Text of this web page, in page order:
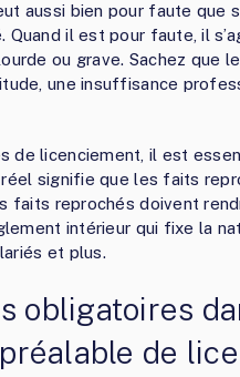
aussi bien pour faute que
Quand il est pour faute, il
ou grave. Sachez que
une insuffisance
de licenciement, il est
signifie que les faits
faits reprochés doivent
intérieur qui fixe la
et plus.
obligatoires
de